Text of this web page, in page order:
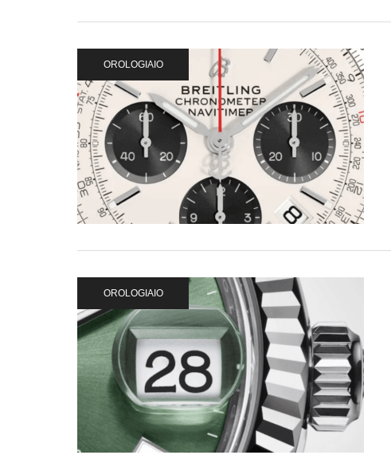
OROLOGIAIO
OROLOGIAIO